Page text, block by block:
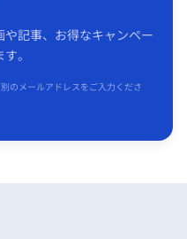
記事、お得なキャンペー
。
のメールアドレスをご入力くださ